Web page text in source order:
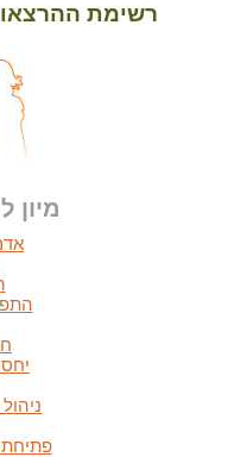
רשימת
מיון
פתיחת